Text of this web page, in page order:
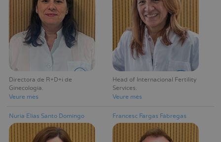
Directora de R+D+i de
Ginecologia
Veure mès
Head of Internacional Fertility
Services
Veure mès
Nuria Elias Santo Domingo Francesc Fargas Fàbregas